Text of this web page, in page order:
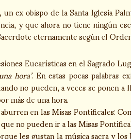
ex obispo de la Santa Iglesia
y que ahora no tiene ningún
eternamente según el
Eucarísticas en el Sagrado
hora’. En estas pocas palabras
no pueden, a veces se ponen
más de una hora.
en las Misas Pontificales:
no pueden ir a las Misas